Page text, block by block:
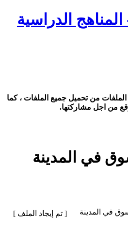
الدراسية
من تحميل جميع الملفات ، كما
من اجل مشاركتها.
في المدينة
في المدينة
[ تم إيجاد الملف ]